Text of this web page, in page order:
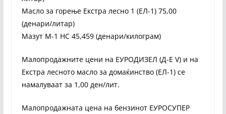
Масло за горење Екстра лесно 1 (ЕЛ-1) 75,00
(денари/литар)
Мазут М-1 НС 45,459 (денари/килограм)
Малопродажните цени на ЕУРОДИЗЕЛ (Д-Е V) и на
Екстра лесното масло за домаќинство (ЕЛ-1) се
намалуваат за 1,00 ден/лит.
Малопродажната цена на бензинот ЕУРОСУПЕР